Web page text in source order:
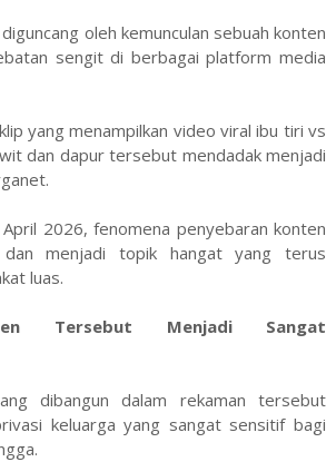
oleh kemunculan sebuah konten
sengit di berbagai platform media
yang menampilkan video viral ibu tiri vs
dan dapur tersebut mendadak menjadi
2026, fenomena penyebaran konten
menjadi topik hangat yang terus
luas.
Tersebut Menjadi Sangat
dibangun dalam rekaman tersebut
keluarga yang sangat sensitif bagi